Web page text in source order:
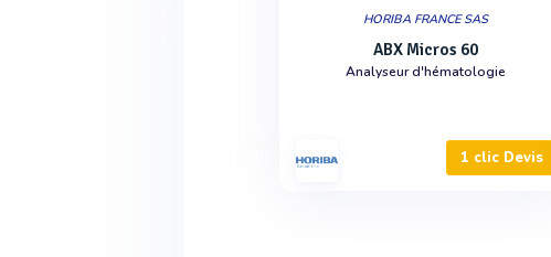
HORIBA FRANCE SAS
ABX Micros 60
Analyseur d'hématologie
1 clic Devis